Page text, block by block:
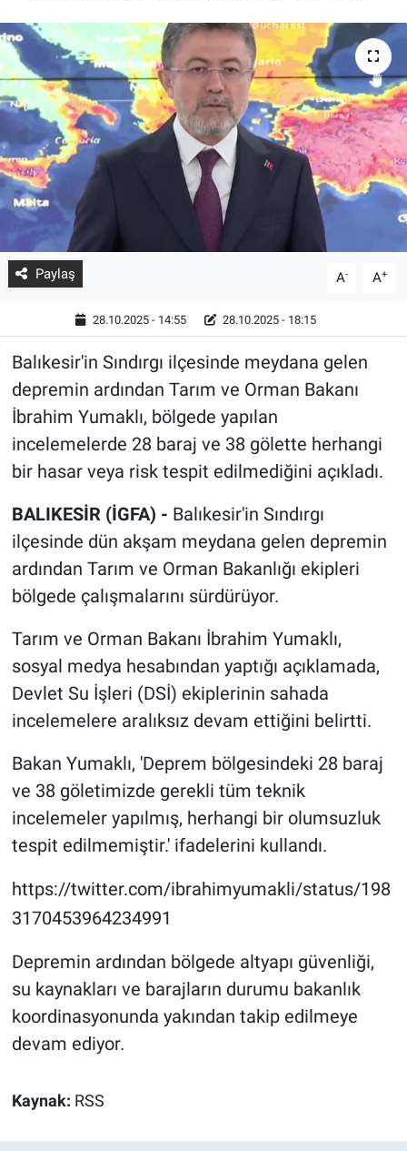
Paylaş A- A+
28.10.2025 - 14:55 28.10.2025 - 18:15
Balıkesir'in Sındırgı ilçesinde meydana gelen
depremin ardından Tarım ve Orman Bakanı
İbrahim Yumaklı, bölgede yapılan
incelemelerde 28 baraj ve 38 gölette herhangi
bir hasar veya risk tespit edilmediğini açıkladı.
BALIKESİR (İGFA) - Balıkesir'in Sındırgı
ilçesinde dün akşam meydana gelen depremin
ardından Tarım ve Orman Bakanlığı ekipleri
bölgede çalışmalarını sürdürüyor.
Tarım ve Orman Bakanı İbrahim Yumaklı,
sosyal medya hesabından yaptığı açıklamada,
Devlet Su İşleri (DSİ) ekiplerinin sahada
incelemelere aralıksız devam ettiğini belirtti.
Bakan Yumaklı, 'Deprem bölgesindeki 28 baraj
ve 38 göletimizde gerekli tüm teknik
incelemeler yapılmış, herhangi bir olumsuzluk
tespit edilmemiştir.' ifadelerini kullandı.
https://twitter.com/ibrahimyumakli/status/198
3170453964234991
Depremin ardından bölgede altyapı güvenliği,
su kaynakları ve barajların durumu bakanlık
koordinasyonunda yakından takip edilmeye
devam ediyor.
Kaynak: RSS